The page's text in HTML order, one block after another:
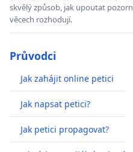
skvělý způsob, jak upoutat
věcech rozhodují.
Průvodci
Jak zahájit online petici
Jak napsat petici?
Jak petici propagovat?